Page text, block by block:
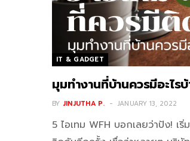
IT & GADGET
มุมทำงานที่บ้านควรมีอะไร
BY JINJUTHA P. JANUARY 13, 2022
5 ไอเทม WFH บอกเลยว่าปัง! เ